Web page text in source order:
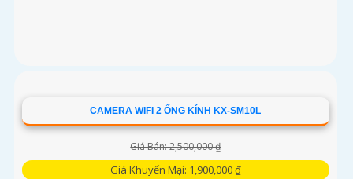
CAMERA WIFI 2 ỐNG KÍNH KX-SM10L
Giá Bán: 2,500,000 ₫
Giá Khuyến Mại: 1,900,000 ₫